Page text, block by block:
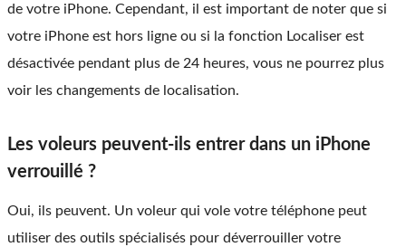
de votre iPhone. Cependant, il est important de noter que si
votre iPhone est hors ligne ou si la fonction Localiser est
désactivée pendant plus de 24 heures, vous ne pourrez plus
voir les changements de localisation.
Les voleurs peuvent-ils entrer dans un iPhone
verrouillé ?
Oui, ils peuvent. Un voleur qui vole votre téléphone peut
utiliser des outils spécialisés pour déverrouiller votre